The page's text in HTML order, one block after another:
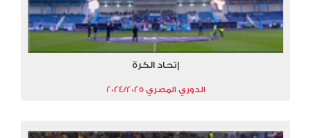
إتحاد الكرة
الدوري المصري 2024/2025